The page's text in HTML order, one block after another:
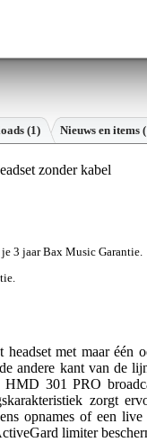
(1) Nieuws en items
zonder kabel
3 jaar Bax Music Garantie.
headset met maar
andere kant van de
HMD 301 PRO
zorgt
opnames of een
limiter